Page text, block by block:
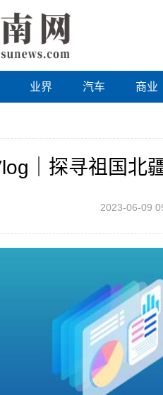
业界 汽车 商业
｜探寻祖国北
2023-06-09